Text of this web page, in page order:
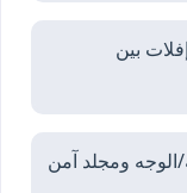
بين
الوجه ومجلد آمن